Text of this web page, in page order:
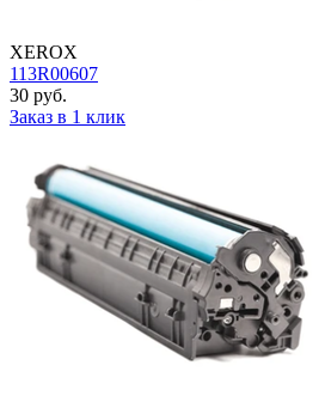
XEROX
113R00607
30 руб.
Заказ в 1 клик